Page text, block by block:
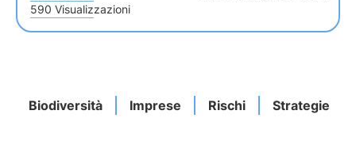
590 Visualizzazioni
Biodiversità Imprese Rischi Strategie